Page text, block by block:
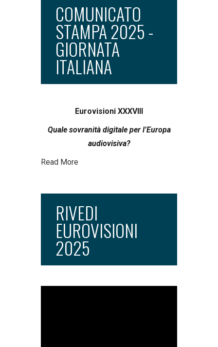
COMUNICATO
STAMPA 2025 -
GIORNATA
ITALIANA
Eurovisioni XXXVIII
Quale sovranità digitale per l’Europa
audiovisiva?
Read More
RIVEDI
EUROVISIONI
2025